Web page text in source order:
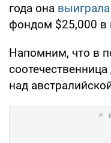
года она
фондом $25,000 в
Напомним, что в
соотечественница
над